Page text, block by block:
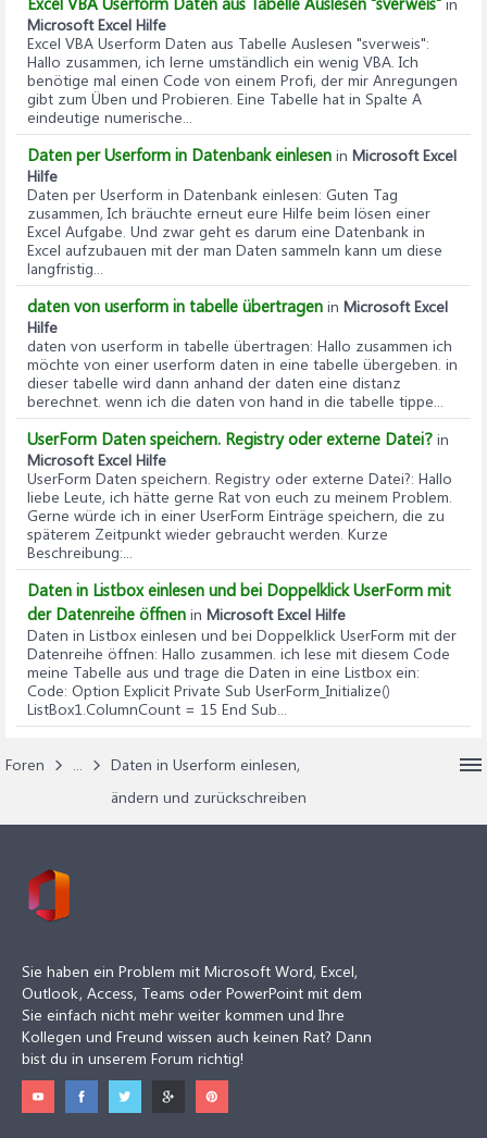
'Benutzer Bereich auslesen
For lZeile =
lCONST_STARTZEILENNUMMER_DER_TABELLE To
lZeileMaximum
'Nur wenn die Zeile benutzt / nicht leer ist, zeigen wir
etwas an:
If IST_ZEILE_LEER(lZeile) = False Then
'Spalte 1 der Liste mit der Zeilennummer füllen
ListBox1.AddItem lZeile
'Spalten 2 bis 4 der Liste füllen
ListBox1.List(ListBox1.ListCount - 1, 1) =
CStr(Tabelle1.Cells(lZeile, 1).Text)
ListBox1.List(ListBox1.ListCount - 1, 2) =
CStr(Tabelle1.Cells(lZeile, 3).Text)
ListBox1.List(ListBox1.ListCount - 1, 3) =
CStr(Tabelle1.Cells(lZeile, 6).Text)
End If
Next lZeile
End Sub
Private Sub EINTRAG_LADEN_UND_ANZEIGEN()
Dim lZeile As Long
Dim i As Integer
'Eingabefelder resetten
Me.Controls("TextBox" & i) = ""
ausgeblendeten Spalte der Liste,
lZeile = ListBox1.List(ListBox1.ListIndex, 0)
For i = 1 To iCONST_ANZAHL_EINGABEFELDER
Me.Controls("TextBox" & i) = CStr(Tabelle1.Cells(lZeile,
i).Text)
Next i
Microsoft Excel Hilfe
Excel VBA Userform Daten aus Tabelle Auslesen "sverweis":
Hallo zusammen, ich lerne umständlich ein wenig VBA. Ich
benötige mal einen Code von einem Profi, der mir Anregungen
gibt zum Üben und Probieren. Eine Tabelle hat in Spalte A
eindeutige numerische...
Daten per Userform in Datenbank einlesen in Microsoft Excel
Hilfe
Daten per Userform in Datenbank einlesen: Guten Tag
zusammen, Ich bräuchte erneut eure Hilfe beim lösen einer
Excel Aufgabe. Und zwar geht es darum eine Datenbank in
Excel aufzubauen mit der man Daten sammeln kann um diese
langfristig...
daten von userform in tabelle übertragen in Microsoft Excel
Hilfe
daten von userform in tabelle übertragen: Hallo zusammen ich
möchte von einer userform daten in eine tabelle übergeben. in
dieser tabelle wird dann anhand der daten eine distanz
berechnet. wenn ich die daten von hand in die tabelle tippe...
UserForm Daten speichern. Registry oder externe Datei? in
Microsoft Excel Hilfe
UserForm Daten speichern. Registry oder externe Datei?: Hallo
liebe Leute, ich hätte gerne Rat von euch zu meinem Problem.
Gerne würde ich in einer UserForm Einträge speichern, die zu
späterem Zeitpunkt wieder gebraucht werden. Kurze
Beschreibung:...
Daten in Listbox einlesen und bei Doppelklick UserForm mit
der Datenreihe öffnen in Microsoft Excel Hilfe
Daten in Listbox einlesen und bei Doppelklick UserForm mit der
Datenreihe öffnen: Hallo zusammen. ich lese mit diesem Code
meine Tabelle aus und trage die Daten in eine Listbox ein:
Code: Option Explicit Private Sub UserForm_Initialize()
ListBox1.ColumnCount = 15 End Sub...
Foren ...
Daten in Userform einlesen,
ändern und zurückschreiben
Sie haben ein Problem mit Microsoft Word, Excel,
Outlook, Access, Teams oder PowerPoint mit dem
Sie einfach nicht mehr weiter kommen und Ihre
Kollegen und Freund wissen auch keinen Rat? Dann
bist du in unserem Forum richtig!